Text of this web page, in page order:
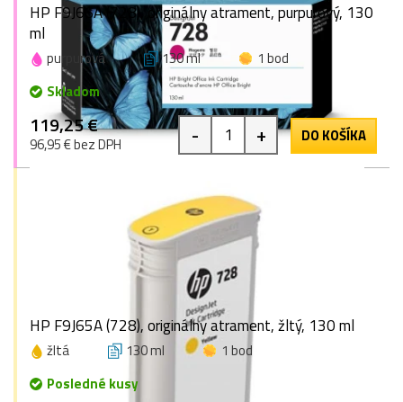
HP F9J66A (728), originálny atrament, purpurový, 130
ml
purpurová 130 ml
1 bod
Skladom
119,25 €
96,95 € bez DPH - + DO KOŠÍKA
HP F9J65A (728), originálny atrament, žltý, 130 ml
žltá 130 ml
1 bod
Posledné kusy